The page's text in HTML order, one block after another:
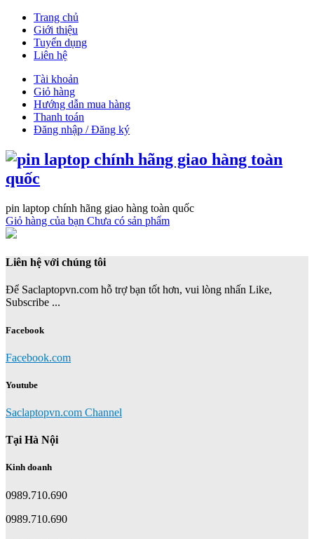
Trang chủ
Giới thiệu
Tuyển dụng
Liên hệ
Tài khoản
Giỏ hàng
Hướng dẫn mua hàng
Thanh toán
Đăng nhập / Đăng ký
pin laptop chính hãng giao hàng toàn quốc
Giỏ hàng của bạn Chưa có sản phẩm
Liên hệ với chúng tôi
Để Saclaptopvn.com hỗ trợ bạn tốt hơn, vui lòng nhấn Like,
Subscribe ...
Facebook
Facebook.com
Youtube
Saclaptopvn.com Channel
Tại Hà Nội
Kinh doanh
0989.710.690
0989.710.690